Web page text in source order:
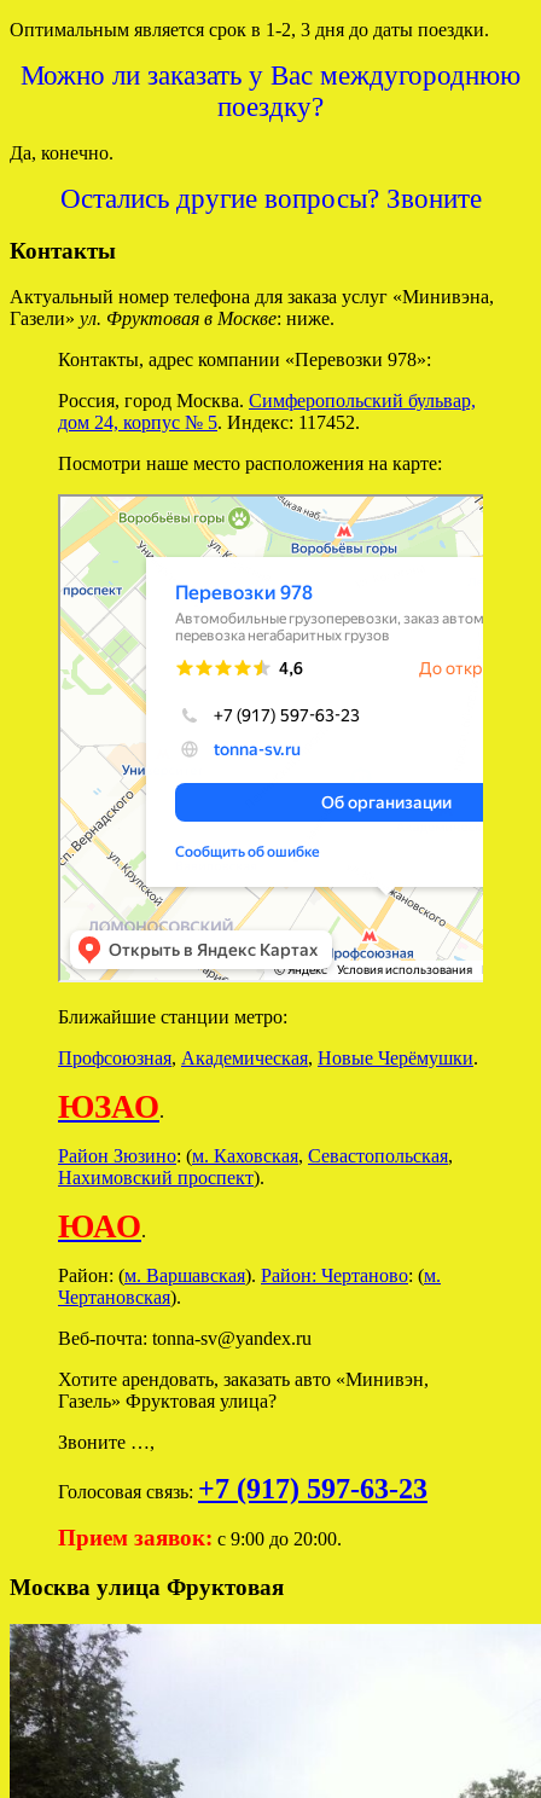
Оптимальным является срок в 1-2, 3 дня до даты поездки.
Можно ли заказать у Вас междугороднюю
поездку?
Да, конечно.
Остались другие вопросы? Звоните
Контакты
Актуальный номер телефона для заказа услуг «Минивэна,
Газели» ул. Фруктовая в Москве: ниже.
Контакты, адрес компании «Перевозки 978»:
Россия, город Москва. Симферопольский бульвар,
дом 24, корпус № 5. Индекс: 117452.
Посмотри наше место расположения на карте:
Перевозки 978
Перевозка негабаритных грузов в Москве
Автомобильные грузоперевозки в Москве
Ближайшие станции метро:
Профсоюзная, Академическая, Новые Черёмушки.
ЮЗАО.
Район Зюзино: (м. Каховская, Севастопольская,
Нахимовский проспект).
ЮАО.
Район: (м. Варшавская). Район: Чертаново: (м.
Чертановская).
Веб-почта: tonna-sv@yandex.ru
Хотите арендовать, заказать авто «Минивэн,
Газель» Фруктовая улица?
Звоните …,
Голосовая связь: +7 (917) 597-63-23
Прием заявок: с 9:00 до 20:00.
Москва улица Фруктовая